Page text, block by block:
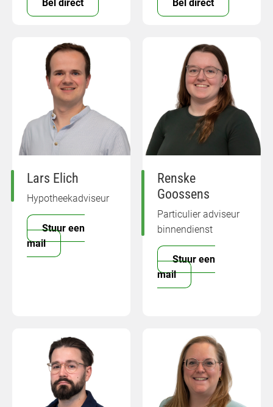
Bel direct Bel direct
Lars Elich
Hypotheekadviseur
Stuur een
mail
Renske
Goossens
Particulier adviseur
binnendienst
Stuur een
mail